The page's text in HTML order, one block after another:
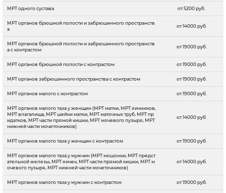
МРТ одного сустава от 5200 руб.
МРТ органов брюшной полости и забрюшинного пространств
а
от 14000 руб.
МРТ органов брюшной полости и забрюшинного пространств
а с контрастом
от 19000 руб.
МРТ органов брюшной полости с контрастом от 19000 руб.
МРТ органов забрюшинного пространства с контрастом от 19000 руб.
МРТ органов малого с контрастом от 19000 руб.
МРТ органов малого таза у женщин (МРТ матки, МРТ яичников,
МРТ влагалища, МРТ шейки матки, МРТ маточных труб, МРТ пр
идатков, МРТ части прямой кишки, МРТ мочевого пузыря, МРТ
нижней части мочеточников)
от 14000 руб.
МРТ органов малого таза у женщин с контрастом от 19000 руб.
МРТ органов малого таза у мужчин (МРТ мошонки, МРТ предст
ательной железы, МРТ яичек, МРТ части прямой кишки, МРТ м
очевого пузыря, МРТ нижней части мочеточников)
от 14000 руб.
МРТ органов малого таза у мужчин с контрастом от 19000 руб.